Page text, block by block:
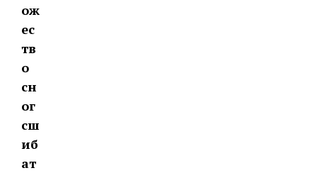
ож
ес
тв
о
сн
ог
сш
иб
ат